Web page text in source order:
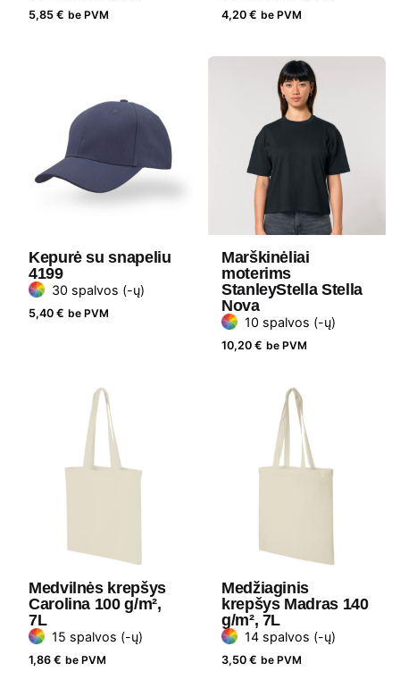
5,85 € be PVM 4,20 € be PVM
Kepurė su snapeliu
4199
30 spalvos (-ų)
5,40 € be PVM
Marškinėliai
moterims
StanleyStella Stella
Nova
10 spalvos (-ų)
10,20 € be PVM
Medvilnės krepšys
Carolina 100 g/m²,
7L
15 spalvos (-ų)
1,86 € be PVM
Medžiaginis
krepšys Madras 140
g/m², 7L
14 spalvos (-ų)
3,50 € be PVM